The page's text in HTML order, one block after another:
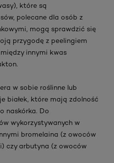
które są
polecane dla osób z
mogą sprawdzić się
przygodę z peelingiem
innymi kwas
w sobie roślinne lub
białek, które mają zdolność
naskórka. Do
wykorzystywanych w
bromelaina (z owoców
czy arbutyna (z owoców